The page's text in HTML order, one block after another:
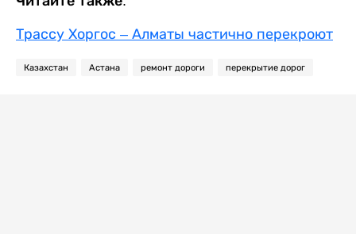
Трассу Хоргос – Алматы частично перекроют
Казахстан Астана ремонт дороги перекрытие дорог